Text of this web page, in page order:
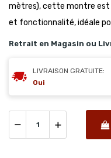
mètres), cette montre
et fonctionnalité, idéale
Retrait en Magasin ou
LIVRAISON GRATUITE:
Oui